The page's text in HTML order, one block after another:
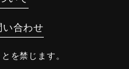
い合わせ
を禁じます。